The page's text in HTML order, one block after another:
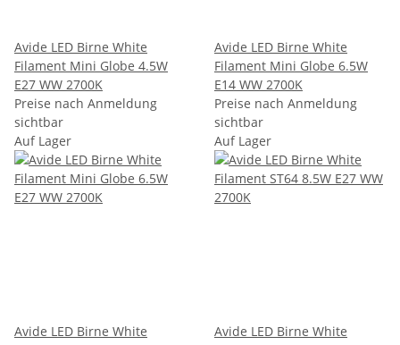
Avide LED Birne White
Filament Mini Globe 4.5W
E27 WW 2700K
Preise nach Anmeldung
sichtbar
Avide LED Birne White
Filament Mini Globe 6.5W
E14 WW 2700K
Preise nach Anmeldung
sichtbar
Auf Lager
Avide LED Birne White
Auf Lager
Avide LED Birne White